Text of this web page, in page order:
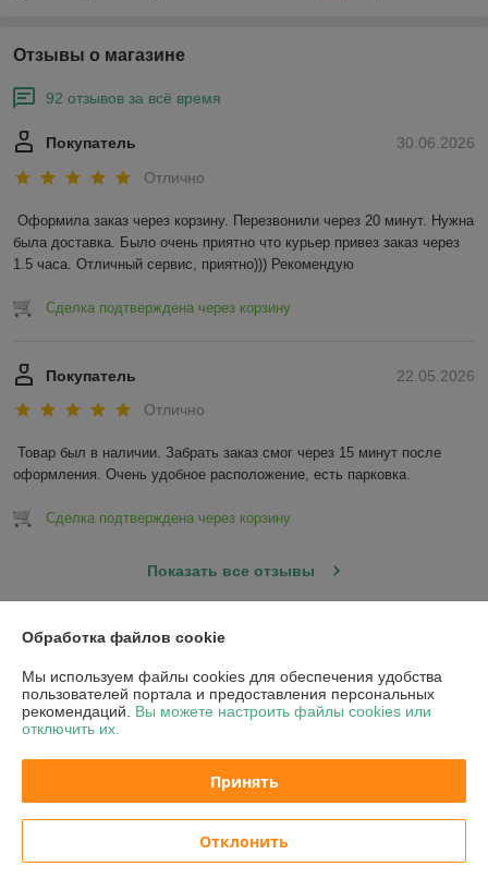
Отзывы о магазине
92 отзывов за всё время
30.06.2026
Покупатель
Отлично
Оформила заказ через корзину. Перезвонили через 20 минут. Нужна
была доставка. Было очень приятно что курьер привез заказ через
1.5 часа. Отличный сервис, приятно))) Рекомендую
Сделка подтверждена через корзину
22.05.2026
Покупатель
Отлично
Товар был в наличии. Забрать заказ смог через 15 минут после
оформления. Очень удобное расположение, есть парковка.
Сделка подтверждена через корзину
Показать все отзывы
О нас
Контакты
График работы
Обработка файлов cookie
Мы используем файлы cookies для обеспечения удобства
пользователей портала и предоставления персональных
рекомендаций. Вы можете настроить файлы cookies или
отключить их.
Принять
Отклонить